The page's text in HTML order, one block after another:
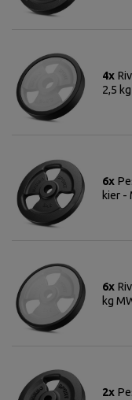
4x
2,5
6x
kier -
6x
kg
2x